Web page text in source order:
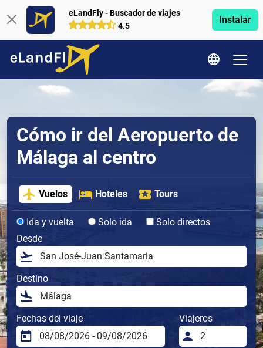
eLandFly - Buscador de viajes
4.5
Instalar
Cómo ir del Aeropuerto de
Málaga al centro
Vuelos Hoteles Tours
Ida y vuelta Solo ida
Solo directos
Desde
Destino
Fechas del viaje Viajeros